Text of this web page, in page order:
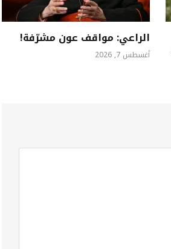
الراعي: مواقف عون مشرّفة!
أغسطس 7, 2026